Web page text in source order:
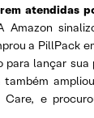
atendidas
Amazon
a PillPack
para lançar
também
Care, e